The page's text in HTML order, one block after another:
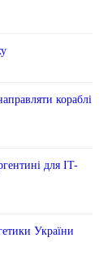
кораблі
для IT-
України